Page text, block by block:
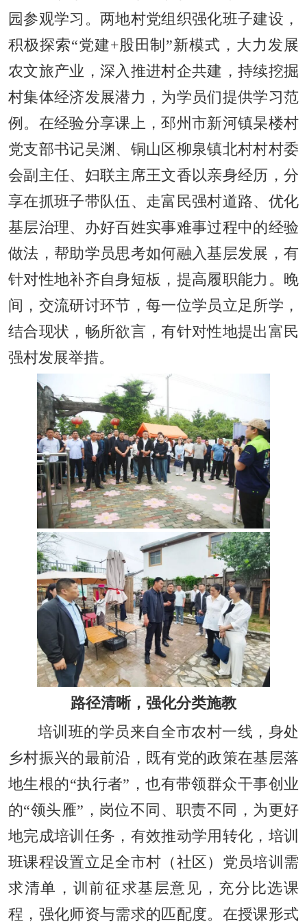
园参观学习。两地村党组织强化班子建设，
积极探索“党建+股田制”新模式，大力发展
农文旅产业，深入推进村企共建，持续挖掘
村集体经济发展潜力，为学员们提供学习范
例。在经验分享课上，邳州市新河镇杲楼村
党支部书记吴渊、铜山区柳泉镇北村村村委
会副主任、妇联主席王文香以亲身经历，分
享在抓班子带队伍、走富民强村道路、优化
基层治理、办好百姓实事难事过程中的经验
做法，帮助学员思考如何融入基层发展，有
针对性地补齐自身短板，提高履职能力。晚
间，交流研讨环节，每一位学员立足所学，
结合现状，畅所欲言，有针对性地提出富民
强村发展举措。
路径清晰，强化分类施教
培训班的学员来自全市农村一线，身处
乡村振兴的最前沿，既有党的政策在基层落
地生根的“执行者”，也有带领群众干事创业
的“领头雁”，岗位不同、职责不同，为更好
地完成培训任务，有效推动学用转化，培训
班课程设置立足全市村（社区）党员培训需
求清单，训前征求基层意见，充分比选课
程，强化师资与需求的匹配度。在授课形式